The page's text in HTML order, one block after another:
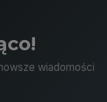
wiadomości